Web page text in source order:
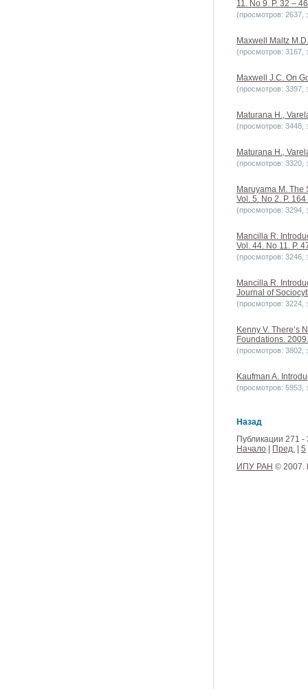
11. No 9. P. 32 –
(просмотров: 2637,
Maxwell Maltz
(просмотров: 3167,
Maxwell J.C. On
(просмотров: 3397,
Maturana H.,
(просмотров: 3448,
Maturana H.,
(просмотров: 3320,
Maruyama M.
Vol. 5. No 2. P.
(просмотров: 3294,
Mancilla R.
Vol. 44. No 11. P.
(просмотров: 3246,
Mancilla R.
Journal of
(просмотров: 3224,
Kenny V. There’s
Foundations.
(просмотров: 3802,
Kaufman A.
(просмотров: 5953,
Назад
Публикации 271 -
Начало
Пред.
5
ИПУ РАН © 2007.